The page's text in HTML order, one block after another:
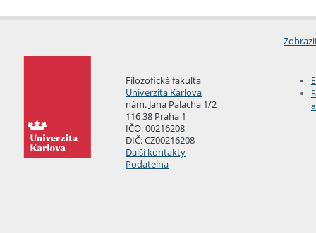
Filozofická fakulta
Univerzita Karlova
nám. Jana Palacha 1/2
116 38 Praha 1
IČO: 00216208
DIČ: CZ00216208
Další kontakty
Podatelna